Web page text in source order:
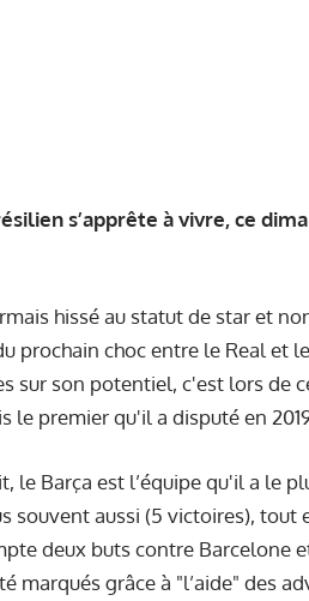
s’apprête à vivre, ce
hissé au statut de star et
prochain choc entre le Real et
sur son potentiel, c'est lors de
le premier qu'il a disputé en
le Barça est l’équipe qu'il a le
souvent aussi (5 victoires),
deux buts contre Barcelone
marqués grâce à "l’aide" des